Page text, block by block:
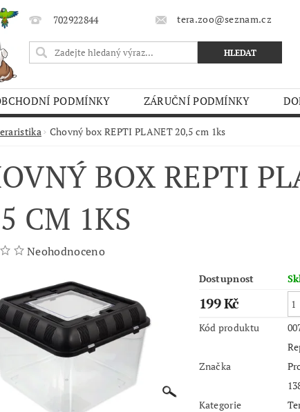
702922844 tera.zoo@seznam.cz
PODMÍNKY ZÁRUČNÍ PODMÍNKY
TRHY Chovný box REPTI PLANET 20,5 cm 1ks
BOX REPTI
CM 1KS
Neohodnoceno
Dostupnost
199 Kč
Kód produktu
Značka
Kategorie